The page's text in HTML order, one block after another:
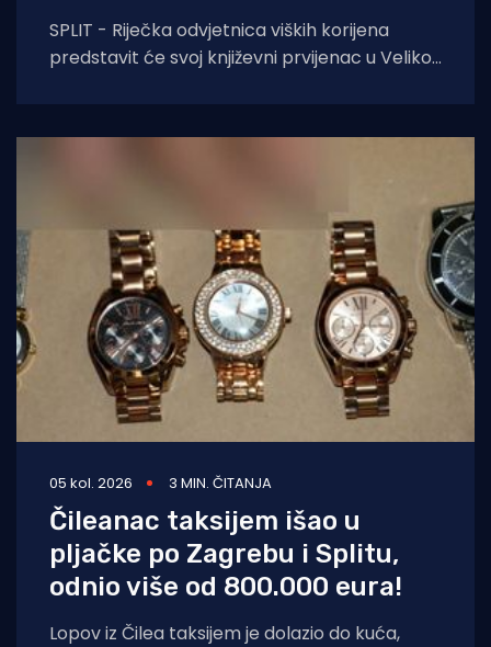
SPLIT - Riječka odvjetnica viških korijena
predstavit će svoj književni prvijenac u Velikoj
05 kol. 2026 3 MIN. ČITANJA
Čileanac taksijem išao u
pljačke po Zagrebu i Splitu,
odnio više od 800.000 eura!
Lopov iz Čilea taksijem je dolazio do kuća,